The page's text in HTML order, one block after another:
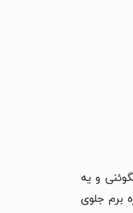
و یه
برم جلوی